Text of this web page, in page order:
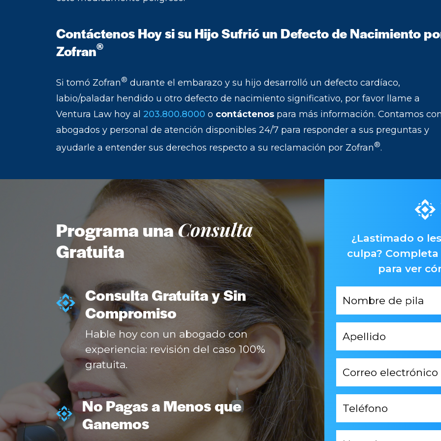
Contáctenos Hoy si su Hijo Sufrió un Defecto de Nacimiento
Zofran®
Si tomó Zofran® durante el embarazo y su hijo desarrolló un defecto cardíaco,
labio/paladar hendido u otro defecto de nacimiento significativo, por favor llame a
Ventura Law hoy al 203.800.8000 o contáctenos para más información. Contamos
abogados y personal de atención disponibles 24/7 para responder a sus preguntas y
ayudarle a entender sus derechos respecto a su reclamación por Zofran®.
Programa unaConsulta
Gratuita
Consulta Gratuita y Sin
Compromiso
Hable hoy con un abogado con
experiencia: revisión del caso 100%
gratuita.
No Pagas a Menos que
Ganemos
¿Lastimado o
culpa?
para ver
Nombre
*
electrónico
*